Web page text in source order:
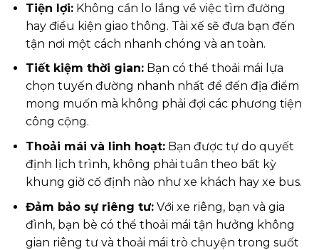
Tiện lợi:Không cần lo lắng về việc tìm đường
hay điều kiện giao thông. Tài xế sẽ đưa bạn đến
tận nơi một cách nhanh chóng và an toàn.
Tiết kiệm thời gian:Bạn có thể thoải mái lựa
chọn tuyến đường nhanh nhất để đến địa điểm
mong muốn mà không phải đợi các phương tiện
công cộng.
Thoải mái và linh hoạt:Bạn được tự do quyết
định lịch trình, không phải tuân theo bất kỳ
khung giờ cố định nào như xe khách hay xe bus.
Đảm bảo sự riêng tư:Với xe riêng, bạn và gia
đình, bạn bè có thể thoải mái tận hưởng không
gian riêng tư và thoải mái trò chuyện trong suốt